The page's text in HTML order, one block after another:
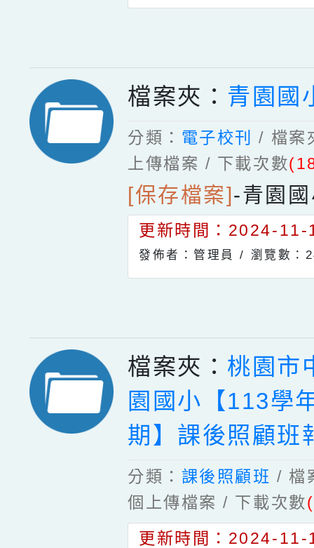
檔案夾： 青園國
分類： 電子校刊
/ 檔案
上傳檔案 / 下載次數
[保存檔案]-青園
更新時間：2024-
發佈者：管理員 / 瀏覽數：
檔案夾： 桃園市
園國小【113學
期】課後照顧班
分類： 課後照顧班 / 檔
個上傳檔案 / 下載次數
更新時間：2024-